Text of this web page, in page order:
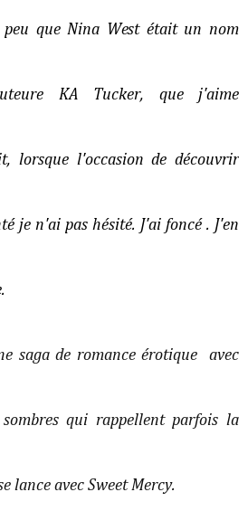
que Nina West était un nom
KA Tucker, que j'aime
lorsque l'occasion de découvrir
je n'ai pas hésité. J'ai foncé . J'en
saga de romance érotique avec
sombres qui rappellent parfois la
lance avec Sweet Mercy.